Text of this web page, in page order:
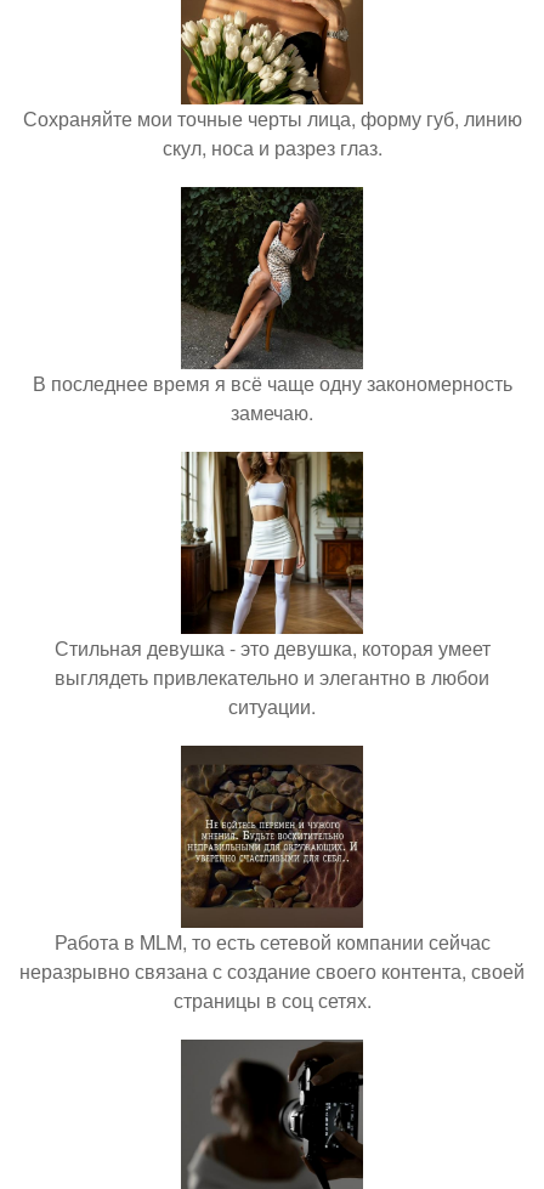
Сохраняйте мои точные черты лица, форму губ, линию
скул, носа и разрез глаз.
В последнее время я всё чаще одну закономерность
замечаю.
Стильная девушка - это девушка, которая умеет
выглядеть привлекательно и элегантно в любои
ситуации.
Работа в MLM, то есть сетевой компании сейчас
неразрывно связана с создание своего контента, своей
страницы в соц сетях.